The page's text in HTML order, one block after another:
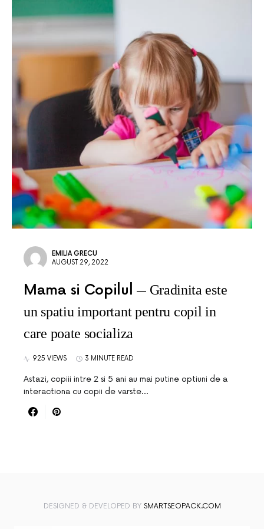
EMILIA GRECU
AUGUST 29, 2022
Mama si Copilul
Gradinita este
un spatiu important pentru copil in
care poate socializa
925 VIEWS 3 MINUTE READ
Astazi, copiii intre 2 si 5 ani au mai putine optiuni de a
interactiona cu copii de varste…
DESIGNED & DEVELOPED BY SMARTSEOPACK.COM